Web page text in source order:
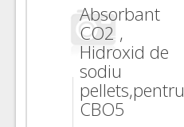
Absorbant
CO2 ,
Hidroxid de
sodiu
pellets,pentru
CBO5